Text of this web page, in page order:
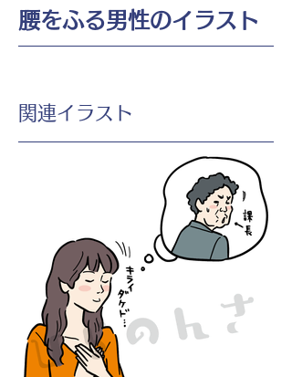
腰をふる男性のイラスト
​関連イラスト